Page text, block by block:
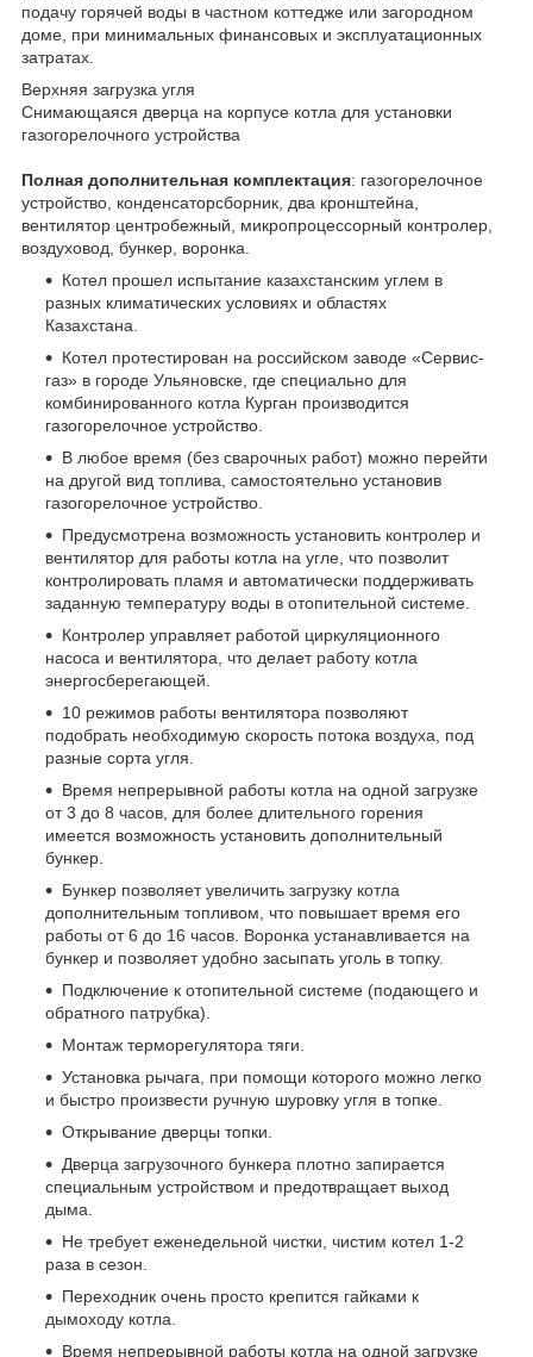
подачу горячей воды в частном коттедже или загородном
доме, при минимальных финансовых и эксплуатационных
затратах.
Верхняя загрузка угля
Снимающаяся дверца на корпусе котла для установки
газогорелочного устройства
Полная дополнительная комплектация: газогорелочное
устройство, конденсаторсборник, два кронштейна,
вентилятор центробежный, микропроцессорный контролер,
воздуховод, бункер, воронка.
Котел прошел испытание казахстанским углем в
разных климатических условиях и областях
Казахстана.
Котел протестирован на российском заводе «Сервис-
газ» в городе Ульяновскe, где специально для
комбинированного котла Курган производится
газогорелочное устройство.
В любое время (без сварочных работ) можно перейти
на другой вид топлива, самостоятельно установив
газогорелочное устройство.
Предусмотрена возможность установить контролер и
вентилятор для работы котла на угле, что позволит
контролировать пламя и автоматически поддерживать
заданную температуру воды в отопительной системе.
Контролер управляет работой циркуляционного
насоса и вентилятора, что делает работу котла
энергосберегающей.
10 режимов работы вентилятора позволяют
подобрать необходимую скорость потока воздуха, под
разные сорта угля.
Время непрерывной работы котла на одной загрузке
от 3 до 8 часов, для более длительного горения
имеется возможность установить дополнительный
бункер.
Бункер позволяет увеличить загрузку котла
дополнительным топливом, что повышает время его
работы от 6 до 16 часов. Воронка устанавливается на
бункер и позволяет удобно засыпать уголь в топку.
Подключение к отопительной системе (подающего и
обратного патрубка).
Монтаж терморегулятора тяги.
Установка рычага, при помощи которого можно легко
и быстро произвести ручную шуровку угля в топке.
Открывание дверцы топки.
Дверца загрузочного бункера плотно запирается
специальным устройством и предотвращает выход
дыма.
Не требует еженедельной чистки, чистим котел 1-2
раза в сезон.
Переходник очень просто крепится гайками к
дымоходу котла.
Время непрерывной работы котла на одной загрузке